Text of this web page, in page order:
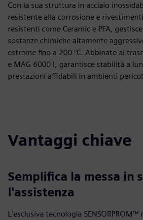
Con la sua struttura in acciaio
resistente alla corrosione e
resistenti come Ceramic e PFA,
sostanze chimiche altamente
estreme fino a 200 °C. Abbinato ai
e MAG 6000 I, garantisce stabilità a
prestazioni affidabili in ambienti
Vantaggi chiave
Semplifica la messa in
l'assistenza
L'esclusiva tecnologia SENSORPROM™